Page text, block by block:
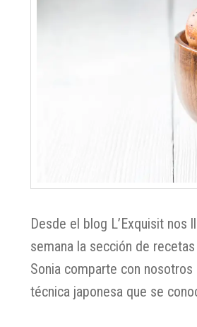
Desde el blog L’Exquisit nos
semana la sección de recetas
Sonia comparte con
técnica japonesa que se